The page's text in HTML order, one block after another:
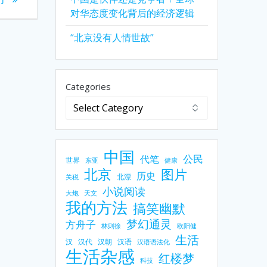
对华态度变化背后的经济逻辑
“北京没有人情世故”
Categories
世界 东亚 中国 代笔 健康 公民
关税 北京 北漂 历史 图片
大炮 天文 小说阅读
我的方法 搞笑幽默
方舟子 林则徐 梦幻通灵 欧阳健
汉 汉代 汉朝 汉语 汉语语法化 生活
生活杂感 科技 红楼梦